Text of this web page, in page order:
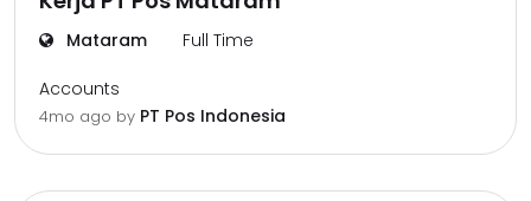
Mataram Full Time
Accounts
4mo ago by PT Pos Indonesia